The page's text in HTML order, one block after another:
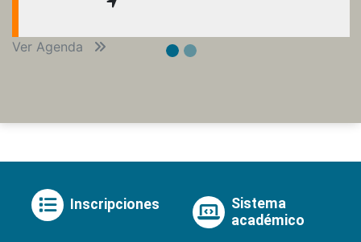
Ver Agenda
Inscripciones
Sistema
académico